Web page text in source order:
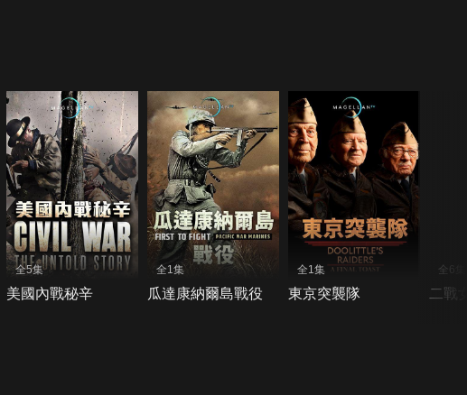
全5集
美國內戰秘辛
全1集
瓜達康納爾島戰役
全1集
東京突襲隊
全6集
二戰